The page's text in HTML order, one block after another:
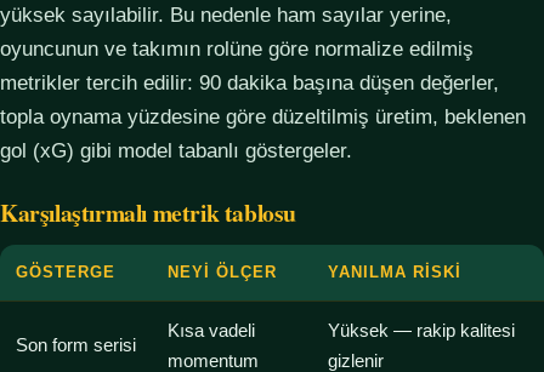
yüksek sayılabilir. Bu nedenle ham sayılar yerine,
oyuncunun ve takımın rolüne göre normalize edilmiş
metrikler tercih edilir: 90 dakika başına düşen değerler,
topla oynama yüzdesine göre düzeltilmiş üretim, beklenen
gol (xG) gibi model tabanlı göstergeler.
Karşılaştırmalı metrik tablosu
GÖSTERGE NEYI ÖLÇER YANILMA RISKI
Son form serisi
Kısa vadeli
momentum
Yüksek — rakip kalitesi
gizlenir